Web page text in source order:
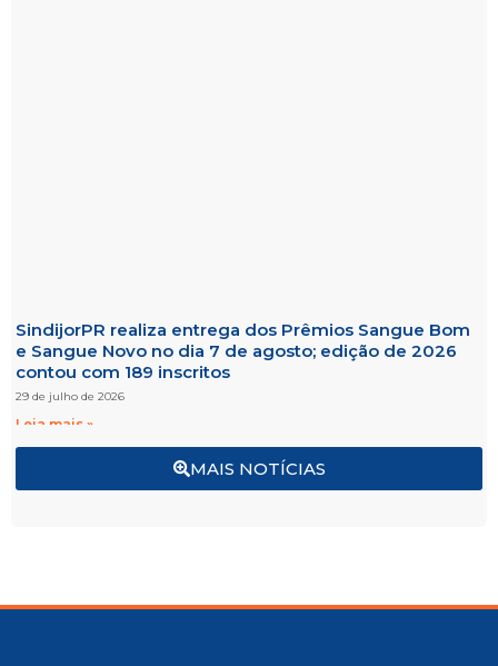
MAIS NOTÍCIAS
SindijorPR realiza entrega dos Prêmios Sangue Bom
e Sangue Novo no dia 7 de agosto; edição de 2026
contou com 189 inscritos
29 de julho de 2026
Leia mais »